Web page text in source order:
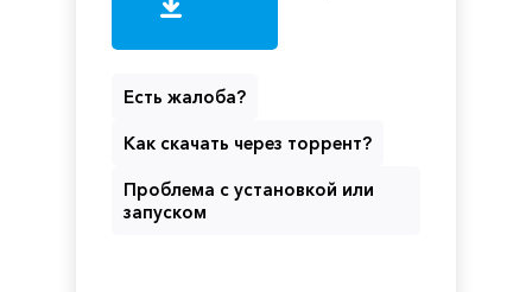
Есть жалоба?
Как скачать через торрент?
Проблема с установкой или
запуском